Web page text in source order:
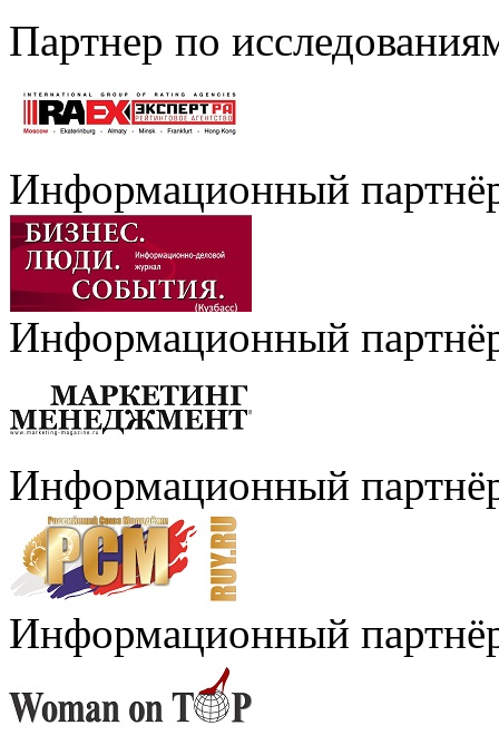
Партнер по
Информационный
Информационный
Информационный
Информационный